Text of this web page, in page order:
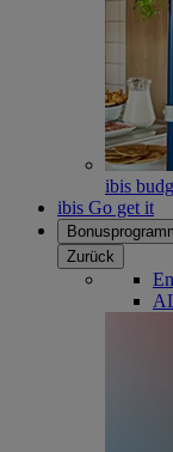
ibis
ibis Go get it
Zurück